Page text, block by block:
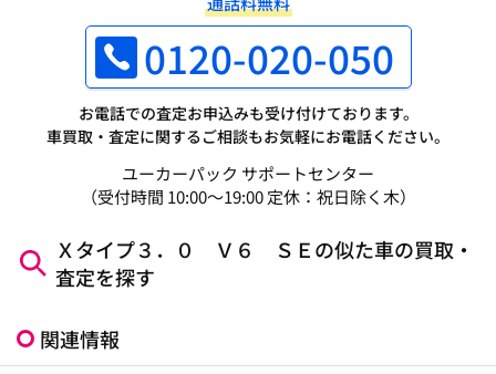
0120-020-050
お電話での査定お申込みも受け付けております。
車買取・査定に関するご相談もお気軽にお電話ください。
ユーカーパック サポートセンター
（受付時間 10:00～19:00 定休：祝日除く木）
Ｘタイプ３．０ Ｖ６ ＳＥの似た車の買取・
査定を探す
関連情報